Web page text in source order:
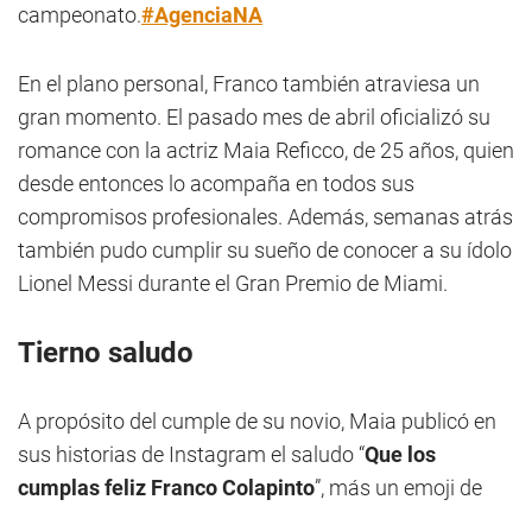
campeonato.#AgenciaNA
En el plano personal, Franco también atraviesa un
gran momento. El pasado mes de abril oficializó su
romance con la actriz Maia Reficco, de 25 años, quien
desde entonces lo acompaña en todos sus
compromisos profesionales. Además, semanas atrás
también pudo cumplir su sueño de conocer a su ídolo
Lionel Messi durante el Gran Premio de Miami.
Tierno saludo
A propósito del cumple de su novio, Maia publicó en
sus historias de Instagram el saludo “Que los
cumplas feliz Franco Colapinto”, más un emoji de